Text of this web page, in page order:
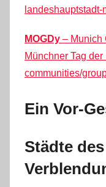
landeshauptstadt-
MOGDy – Munich
Münchner Tag
communities/
Ein Vor-
Städte